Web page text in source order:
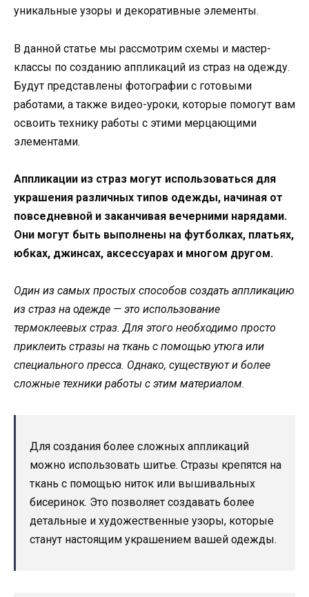
уникальные узоры и декоративные элементы.
В данной статье мы рассмотрим схемы и мастер-
классы по созданию аппликаций из страз на одежду.
Будут представлены фотографии с готовыми
работами, а также видео-уроки, которые помогут вам
освоить технику работы с этими мерцающими
элементами.
Аппликации из страз могут использоваться для
украшения различных типов одежды, начиная от
повседневной и заканчивая вечерними нарядами.
Они могут быть выполнены на футболках, платьях,
юбках, джинсах, аксессуарах и многом другом.
Один из самых простых способов создать аппликацию
из страз на одежде — это использование
термоклеевых страз. Для этого необходимо просто
приклеить стразы на ткань с помощью утюга или
специального пресса. Однако, существуют и более
сложные техники работы с этим материалом.
Для создания более сложных аппликаций
можно использовать шитье. Стразы крепятся на
ткань с помощью ниток или вышивальных
бисеринок. Это позволяет создавать более
детальные и художественные узоры, которые
станут настоящим украшением вашей одежды.